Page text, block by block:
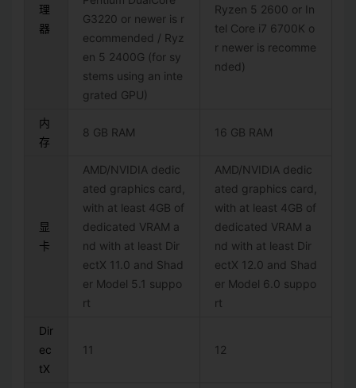
理
器
G3220 or newer is r
ecommended / Ryz
en 5 2400G (for sy
stems using an inte
grated GPU)
Ryzen 5 2600 or In
tel Core i7 6700K o
r newer is recomme
nded)
内
存
8 GB RAM 16 GB RAM
显
卡
AMD/NVIDIA dedic
ated graphics card,
with at least 4GB of
dedicated VRAM a
nd with at least Dir
ectX 11.0 and Shad
er Model 5.1 suppo
rt
AMD/NVIDIA dedic
ated graphics card,
with at least 4GB of
dedicated VRAM a
nd with at least Dir
ectX 12.0 and Shad
er Model 6.0 suppo
rt
Dir
ec
tX
11 12